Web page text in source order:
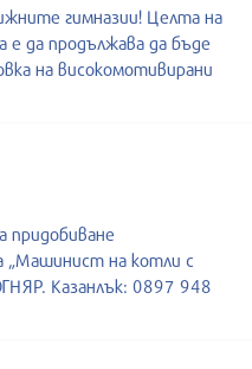
гимназии! Целта на
е да продължава да бъде
на високомотивирани
придобиване
„Машинист на котли с
Казанлък: 0897 948